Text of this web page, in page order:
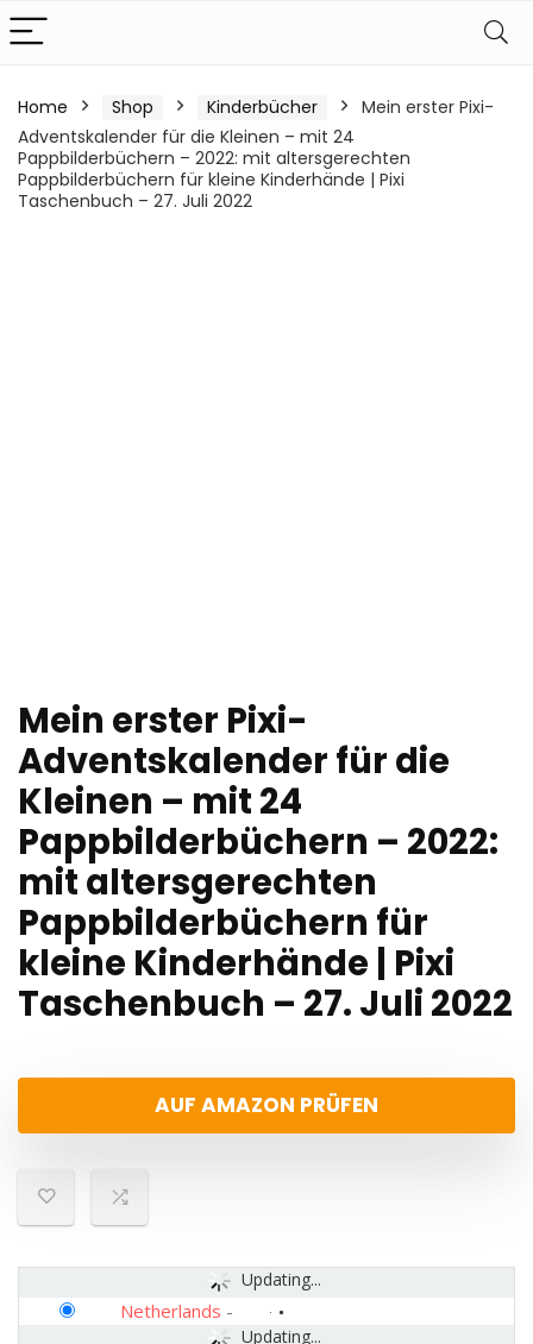
Home Shop Kinderbücher
Mein erster Pixi-
Adventskalender für die Kleinen – mit 24
Pappbilderbüchern – 2022: mit altersgerechten
Pappbilderbüchern für kleine Kinderhände | Pixi
Taschenbuch – 27. Juli 2022
Mein erster Pixi-
Adventskalender für die
Kleinen – mit 24
Pappbilderbüchern – 2022:
mit altersgerechten
Pappbilderbüchern für
kleine Kinderhände | Pixi
Taschenbuch – 27. Juli 2022
AUF AMAZON PRÜFEN
Updating...
Updating...
Netherlands -